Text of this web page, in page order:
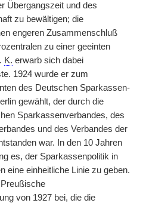
Übergangszeit und des
zu bewältigen; die
engeren Zusammenschluß
zu einer geeinten
K. erwarb sich dabei
1924 wurde er zum
des Deutschen Sparkassen-
gewählt, der durch die
Sparkassenverbandes, des
und des Verbandes der
war. In den 10 Jahren
es, der Sparkassenpolitik in
eine einheitliche Linie zu geben.
von 1927 bei, die die